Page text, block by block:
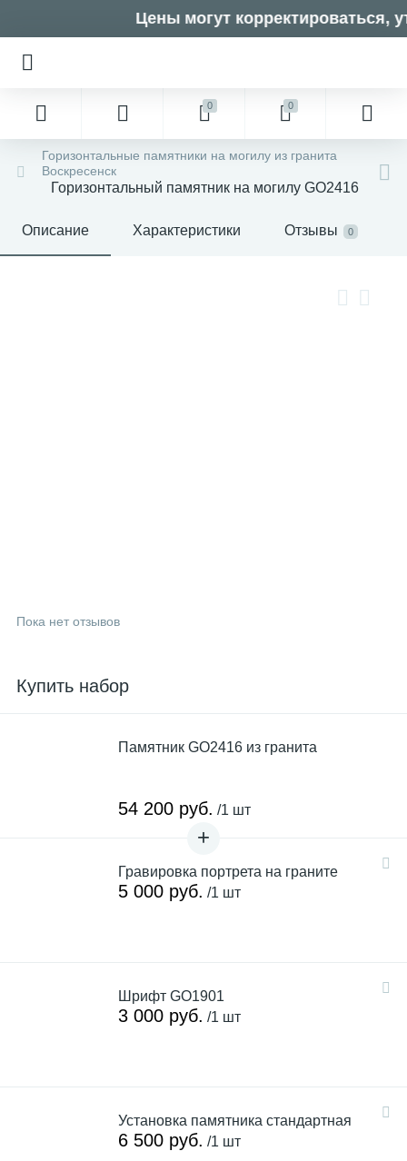
Цены могут корректироваться,
0 0
Горизонтальные памятники на могилу из гранита
Воскресенск
Горизонтальный памятник на могилу GO2416
Описание Характеристики Отзывы 0
Пока нет отзывов
Купить набор
Памятник GO2416 из гранита
54 200 руб. /1 шт
Гравировка портрета на граните
5 000 руб. /1 шт
Шрифт GO1901
3 000 руб. /1 шт
Установка памятника стандартная
6 500 руб. /1 шт